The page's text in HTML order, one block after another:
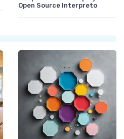
Open Source Interpreto